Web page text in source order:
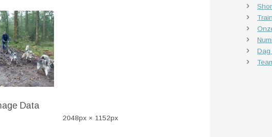
Data
2048px × 1152px
Dag